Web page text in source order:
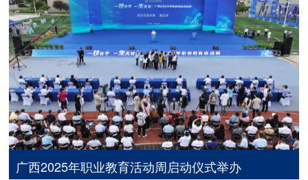
广西2025年职业教育活动周启动仪式举办